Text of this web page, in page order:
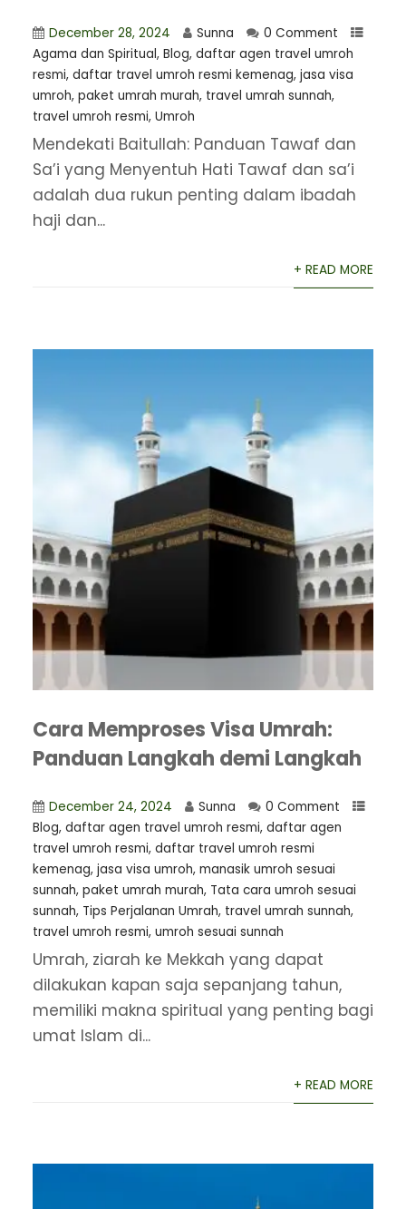
December 28, 2024 Sunna
0 Comment
Agama dan Spiritual, Blog, daftar agen travel umroh
resmi, daftar travel umroh resmi kemenag, jasa visa
umroh, paket umrah murah, travel umrah sunnah,
travel umroh resmi, Umroh
Mendekati Baitullah: Panduan Tawaf dan
Sa’i yang Menyentuh Hati Tawaf dan sa’i
adalah dua rukun penting dalam ibadah
haji dan...
+ READ MORE
Cara Memproses Visa Umrah:
Panduan Langkah demi Langkah
December 24, 2024 Sunna
0 Comment
Blog, daftar agen travel umroh resmi, ⁠daftar agen
travel umroh resmi, daftar travel umroh resmi
kemenag, jasa visa umroh, manasik umroh sesuai
sunnah, paket umrah murah, Tata cara umroh sesuai
sunnah, Tips Perjalanan Umrah, travel umrah sunnah,
travel umroh resmi, umroh sesuai sunnah
Umrah, ziarah ke Mekkah yang dapat
dilakukan kapan saja sepanjang tahun,
memiliki makna spiritual yang penting bagi
umat Islam di...
+ READ MORE